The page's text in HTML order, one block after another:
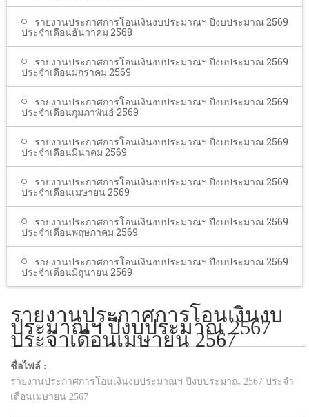
รายงานประกาศการโอนเงินงบประมาณฯ ปีงบประมาณ 2569
ประจำเดือนธันวาคม 2568
รายงานประกาศการโอนเงินงบประมาณฯ ปีงบประมาณ 2569
ประจำเดือนมกราคม 2569
รายงานประกาศการโอนเงินงบประมาณฯ ปีงบประมาณ 2569
ประจำเดือนกุมภาพันธ์ 2569
รายงานประกาศการโอนเงินงบประมาณฯ ปีงบประมาณ 2569
ประจำเดือนมีนาคม 2569
รายงานประกาศการโอนเงินงบประมาณฯ ปีงบประมาณ 2569
ประจำเดือนเมษายน 2569
รายงานประกาศการโอนเงินงบประมาณฯ ปีงบประมาณ 2569
ประจำเดือนพฤษภาคม 2569
รายงานประกาศการโอนเงินงบประมาณฯ ปีงบประมาณ 2569
ประจำเดือนมิถุนายน 2569
รายงานประกาศการโอนเงินงบ
ประมาณฯ ปีงบประมาณ 2567
ประจำเดือนเมษายน 2567
ชื่อไฟล์ :
รายงานประกาศการโอนเงินงบประมาณฯ ปีงบประมาณ 2567 ประจำ
เดือนเมษายน 2567